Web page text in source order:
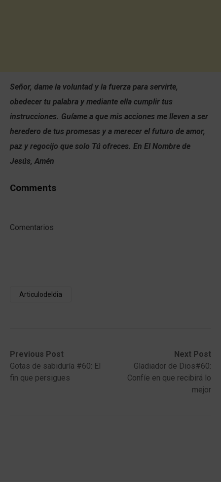
Señor, dame la voluntad y la fuerza para servirte,
obedecer tu palabra y mediante ella cumplir tus
instrucciones. Guíame a que mis acciones me lleven a ser
heredero de tus promesas y a merecer el futuro de amor,
paz y regocijo que solo Tú ofreces. En El Nombre de
Jesús, Amén
Comments
Comentarios
Articulodeldia
Post
navigation
Previous Post
Previous
post:Gotas de sabiduría #60: El
fin que persigues
Next Post
Next
post:
Gladiador de Dios#60:
Confíe en que recibirá lo
mejor